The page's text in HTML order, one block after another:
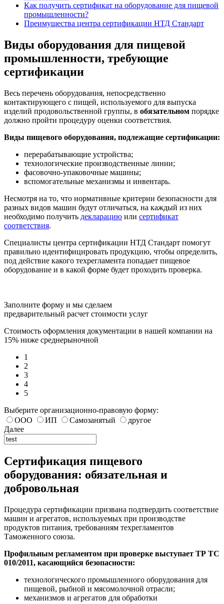
Как получить сертификат на оборудование для пищевой
промышленности?
Преимущества центра сертификации НТД Стандарт
Виды оборудования для пищевой
промышленности, требующие
сертификации
Весь перечень оборудования, непосредственно
контактирующего с пищей, используемого для выпуска
изделий продовольственной группы, в обязательном порядке
должно пройти процедуру оценки соответствия.
Виды пищевого оборудования, подлежащие сертификации:
перерабатывающие устройства;
технологические производственные линии;
фасовочно-упаковочные машины;
вспомогательные механизмы и инвентарь.
Несмотря на то, что нормативные критерии безопасности для
разных видов машин будут отличаться, на каждый из них
необходимо получить декларацию или сертификат
соответствия.
Специалисты центра сертификации НТД Стандарт помогут
правильно идентифицировать продукцию, чтобы определить,
под действие какого техрегламента попадает пищевое
оборудование и в какой форме будет проходить проверка.
Заполните форму и мы сделаем
предварительный расчет стоимости услуг
Стоимость оформления документации в нашей компании на
15% ниже среднерыночной
1
2
3
4
5
Выберите организационно-правовую форму:
ООО
ИП Самозанятый
другое
Далее
Сертификация пищевого
оборудования: обязательная и
добровольная
Процедура сертификации призвана подтвердить соответствие
машин и агрегатов, используемых при производстве
продуктов питания, требованиям техрегламентов
Таможенного союза.
Профильным регламентом при проверке выступает ТР ТС
010/2011, касающийся безопасности:
технологического промышленного оборудования для
пищевой, рыбной и мясомолочной отрасли;
механизмов и агрегатов для обработки